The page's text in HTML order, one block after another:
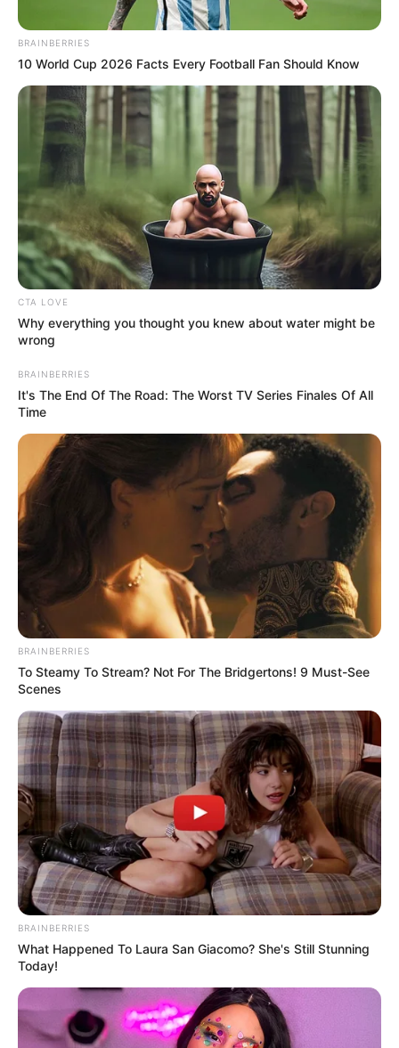
BRAINBERRIES
10 World Cup 2026 Facts Every Football Fan Should Know
CTA LOVE
Why everything you thought you knew about water might be
wrong
BRAINBERRIES
It's The End Of The Road: The Worst TV Series Finales Of All
Time
BRAINBERRIES
To Steamy To Stream? Not For The Bridgertons! 9 Must-See
Scenes
BRAINBERRIES
What Happened To Laura San Giacomo? She's Still Stunning
Today!